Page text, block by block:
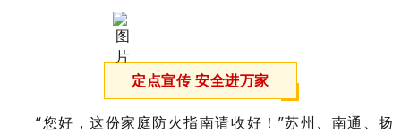
定点宣传 安全进万家
“您好，这份家庭防火指南请收好！”苏州、南通、扬